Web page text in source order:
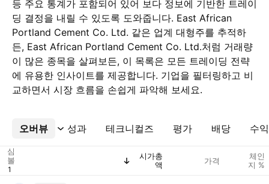
등 주요 통계가 포함되어 있어 보다 정보에 기반한 트레이
딩 결정을 내릴 수 있도록 도와줍니다. East African
Portland Cement Co. Ltd. 같은 업계 대형주를 추적하
든, East African Portland Cement Co. Ltd.처럼 거래량
이 많은 종목을 살펴보든, 이 목록은 모든 트레이딩 전략
에 유용한 인사이트를 제공합니다. 기업을 필터링하고 비
교하면서 시장 흐름을 손쉽게 파악해 보세요.
오버뷰 성과 테크니컬즈 평가 배당 수
더보기
심
볼
시가총
액
가격
체인
지 %